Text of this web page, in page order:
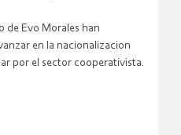
de Evo Morales han
en la nacionalizacion
por el sector cooperativista.